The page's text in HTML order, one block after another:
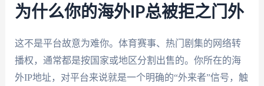
为什么你的海外IP总被拒之门外
这不是平台故意为难你。体育赛事、热门剧集的网络转
播权，通常都是按国家或地区分割出售的。你所在的海
外IP地址，对平台来说就是一个明确的“外来者”信号，触